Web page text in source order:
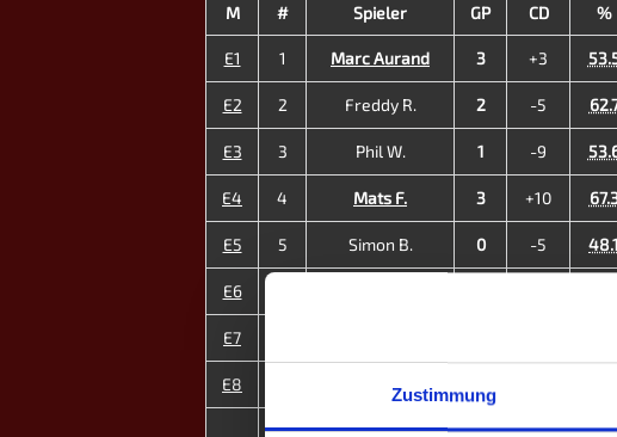
Zustimmung
M # Spieler GP CD %
E1 1 Marc Aurand 3 +3
E2 2 Freddy R. 2 -5
E3 3 Phil W. 1 -9
E4 4 Mats F. 3 +10
E5 5 Simon B. 0 -5 48.1
E6
E7
E8 Eileen B. ♀
5MP 18 +28